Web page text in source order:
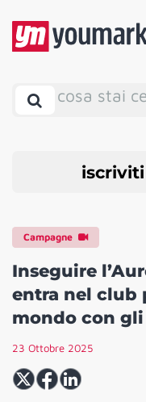
cosa stai
Campagne
Inseguire
entra nel club
mondo con gli
23 Ottobre 2025